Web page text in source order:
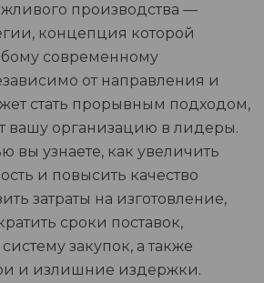
производства —
концепция которой
современному
от направления и
стать прорывным подходом,
вашу организацию в лидеры.
узнаете, как увеличить
и повысить качество
затраты на изготовление,
сроки поставок,
закупок, а также
и излишние издержки.